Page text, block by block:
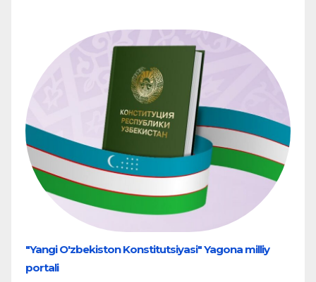
"Yangi O'zbekiston Konstitutsiyasi" Yagona milliy
portali